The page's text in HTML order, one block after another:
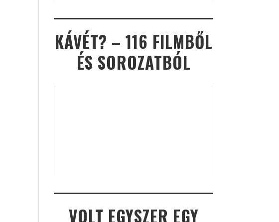
KÁVÉT? – 116 FILMBŐL
ÉS SOROZATBÓL
VOLT EGYSZER EGY